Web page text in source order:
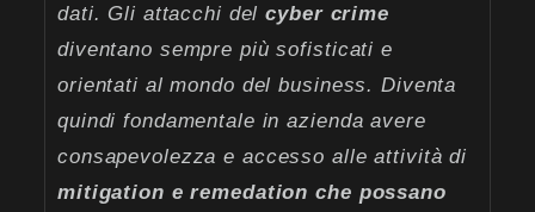
dati. Gli attacchi delcyber crime
diventano sempre più sofisticati e
orientati al mondo del business. Diventa
quindi fondamentale in azienda avere
consapevolezza e accesso alle attività di
mitigation e remedation che possano